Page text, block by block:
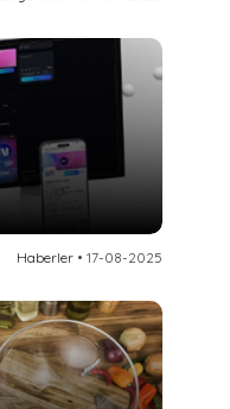
Haberler• 17-08-2025